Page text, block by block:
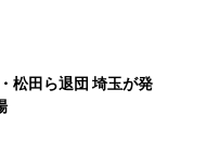
松田ら退団 埼玉が発